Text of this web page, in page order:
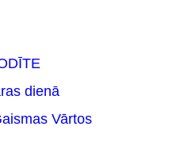
dienā
Vārtos